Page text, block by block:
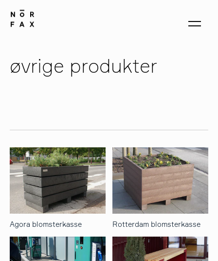
kontakt
søk
øvrige produkter
Agora blomsterkasse Rotterdam blomsterkasse